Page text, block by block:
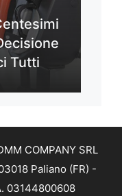
Tutti
COMPANY SRL
Paliano (FR) -
03144800608